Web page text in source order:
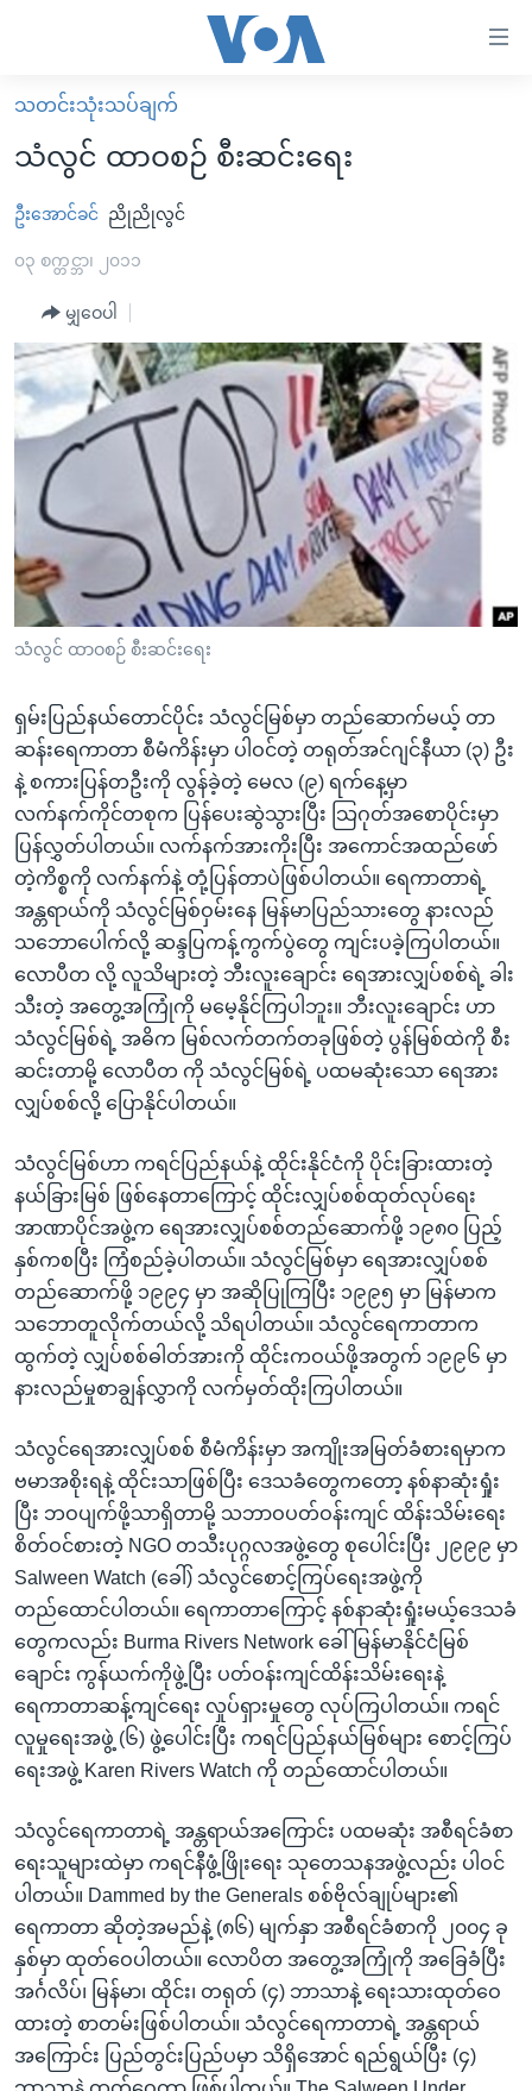
လွယ်ကူ
စေ
Link
များ
အကြောင်းအရာ
သို့
ကျော်
ကြည့်
ပင်မ
ညွန်း
စာမျက်နှာ
ကျော်
ကြည့်
ရန်
ရှာဖွေ
ရန်
နေရာ
သို့
ကျော်
မူလစာမျက်နှာ
မြန်မာ
ကမ္ဘာ့သတင်းများ
နိုင်ငံတကာ
တရုတ်
အစ္စရေး-ပါလက်စတိုင်း
ဗွီဒီယို
ရပ်ဝန်းတခု လမ်းတခု အလွန်
အင်္ဂလိပ်စာလေ့လာမယ်
အမေရိကန်သုံးအီဒီယံ
မကြေးမုံရဲ့ အင်္ဂလိပ်စာ
ရုပ်ရှင်ထဲက အင်္ဂလိပ်စာ
သုတပဒေသာ အင်္ဂလိပ်စာ
အပတ်စဉ်ကဏ္ဍများ
ရေဒီယို
တီဗွီ
ရေဒီယိုနှင့်ရုပ်သံ အချက်အလက်များ
ရေဒီယို/တီဗွီအစီအစဉ်
Learning English
ဗွီအိုအေ လူမှုကွန်ယက်များ
ဘာသာစကားများ
သတင်းသုံးသပ်ချက်
သံလွင် ထာဝစဉ် စီးဆင်းရေး
ဦးအောင်ခင် ညိုညိုလွင်
၀၃ စက္တင္ဘာ၊ ၂၀၁၁
မျှဝေပါ
သံလွင် ထာဝစဉ် စီးဆင်းရေး
ရှမ်းပြည်နယ်တောင်ပိုင်း သံလွင်မြစ်မှာ တည်ဆောက်မယ့် တာ
ဆန်းရေကာတာ စီမံကိန်းမှာ ပါဝင်တဲ့ တရုတ်အင်ဂျင်နီယာ (၃) ဦး
နဲ့ စကားပြန်တဦးကို လွန်ခဲ့တဲ့ မေလ (၉) ရက်နေ့မှာ
လက်နက်ကိုင်တစုက ပြန်ပေးဆွဲသွားပြီး သြဂုတ်အစောပိုင်းမှာ
ပြန်လွှတ်ပါတယ်။ လက်နက်အားကိုးပြီး အကောင်အထည်ဖော်
တဲ့ကိစ္စကို လက်နက်နဲ့ တုံ့ပြန်တာပဲဖြစ်ပါတယ်။ ရေကာတာရဲ့
အန္တရာယ်ကို သံလွင်မြစ်ဝှမ်းနေ မြန်မာပြည်သားတွေ နားလည်
သဘောပေါက်လို့ ဆန္ဒပြကန့်ကွက်ပွဲတွေ ကျင်းပခဲ့ကြပါတယ်။
လောပီတ လို့ လူသိများတဲ့ ဘီးလူးချောင်း ရေအားလျှပ်စစ်ရဲ့ ခါး
သီးတဲ့ အတွေ့အကြုံကို မမေ့နိုင်ကြပါဘူး။ ဘီးလူးချောင်း ဟာ
သံလွင်မြစ်ရဲ့ အဓိက မြစ်လက်တက်တခုဖြစ်တဲ့ ပွန်မြစ်ထဲကို စီး
ဆင်းတာမို့ လောပီတ ကို သံလွင်မြစ်ရဲ့ ပထမဆုံးသော ရေအား
လျှပ်စစ်လို့ ပြောနိုင်ပါတယ်။
သံလွင်မြစ်ဟာ ကရင်ပြည်နယ်နဲ့ ထိုင်းနိုင်ငံကို ပိုင်းခြားထားတဲ့
နယ်ခြားမြစ် ဖြစ်နေတာကြောင့် ထိုင်းလျှပ်စစ်ထုတ်လုပ်ရေး
အာဏာပိုင်အဖွဲ့က ရေအားလျှပ်စစ်တည်ဆောက်ဖို့ ၁၉၈၀ ပြည့်
နှစ်ကစပြီး ကြံစည်ခဲ့ပါတယ်။ သံလွင်မြစ်မှာ ရေအားလျှပ်စစ်
တည်ဆောက်ဖို့ ၁၉၉၄ မှာ အဆိုပြုကြပြီး ၁၉၉၅ မှာ မြန်မာက
သဘောတူလိုက်တယ်လို့ သိရပါတယ်။ သံလွင်ရေကာတာက
ထွက်တဲ့ လျှပ်စစ်ဓါတ်အားကို ထိုင်းကဝယ်ဖို့အတွက် ၁၉၉၆ မှာ
နားလည်မှုစာချွန်လွှာကို လက်မှတ်ထိုးကြပါတယ်။
သံလွင်ရေအားလျှပ်စစ် စီမံကိန်းမှာ အကျိုးအမြတ်ခံစားရမှာက
ဗမာအစိုးရနဲ့ ထိုင်းသာဖြစ်ပြီး ဒေသခံတွေကတော့ နစ်နာဆုံးရှုံး
ပြီး ဘဝပျက်ဖို့သာရှိတာမို့ သဘာဝပတ်ဝန်းကျင် ထိန်းသိမ်းရေး
စိတ်ဝင်စားတဲ့ NGO တသီးပုဂ္ဂလအဖွဲ့တွေ စုပေါင်းပြီး ၂၉၉၉ မှာ
Salween Watch (ခေါ်) သံလွင်စောင့်ကြပ်ရေးအဖွဲ့ကို
တည်ထောင်ပါတယ်။ ရေကာတာကြောင့် နစ်နာဆုံးရှုံးမယ့်ဒေသခံ
တွေကလည်း Burma Rivers Network ခေါ် မြန်မာနိုင်ငံမြစ်
ချောင်း ကွန်ယက်ကိုဖွဲ့ပြီး ပတ်ဝန်းကျင်ထိန်းသိမ်းရေးနဲ့
ရေကာတာဆန့်ကျင်ရေး လှုပ်ရှားမှုတွေ လုပ်ကြပါတယ်။ ကရင်
လူမှုရေးအဖွဲ့ (၆) ဖွဲ့ပေါင်းပြီး ကရင်ပြည်နယ်မြစ်များ စောင့်ကြပ်
ရေးအဖွဲ့ Karen Rivers Watch ကို တည်ထောင်ပါတယ်။
သံလွင်ရေကာတာရဲ့ အန္တရာယ်အကြောင်း ပထမဆုံး အစီရင်ခံစာ
ရေးသူများထဲမှာ ကရင်နီဖွံ့ဖြိုးရေး သုတေသနအဖွဲ့လည်း ပါဝင်
ပါတယ်။ Dammed by the Generals စစ်ဗိုလ်ချုပ်များ၏
ရေကာတာ ဆိုတဲ့အမည်နဲ့ (၈၆) မျက်နှာ အစီရင်ခံစာကို ၂၀၀၄ ခု
နှစ်မှာ ထုတ်ဝေပါတယ်။ လောပိတ အတွေ့အကြုံကို အခြေခံပြီး
အင်္ဂလိပ်၊ မြန်မာ၊ ထိုင်း၊ တရုတ် (၄) ဘာသာနဲ့ ရေးသားထုတ်ဝေ
ထားတဲ့ စာတမ်းဖြစ်ပါတယ်။ သံလွင်ရေကာတာရဲ့ အန္တရာယ်
အကြောင်း ပြည်တွင်းပြည်ပမှာ သိရှိအောင် ရည်ရွယ်ပြီး (၄)